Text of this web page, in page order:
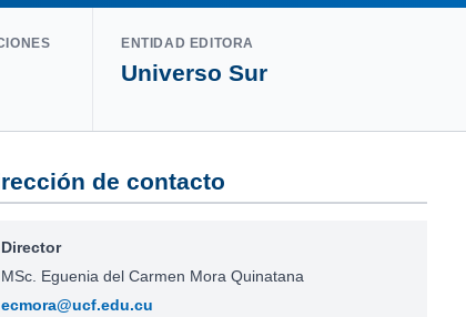
ENTIDAD EDITORA
Universo Sur
de contacto
Director
MSc. Eguenia del Carmen Mora Quinatana
ecmora@ucf.edu.cu